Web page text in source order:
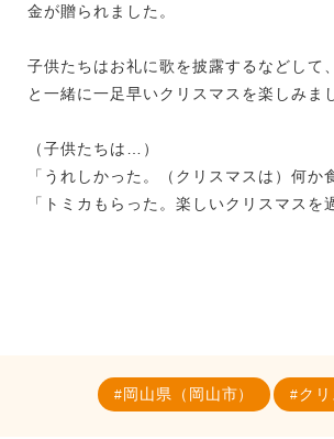
金が贈られました。
子供たちはお礼に歌を披露するなどして
と一緒に一足早いクリスマスを楽しみま
（子供たちは…）
「うれしかった。（クリスマスは）何か
「トミカもらった。楽しいクリスマスを
岡山県（岡山市） ク